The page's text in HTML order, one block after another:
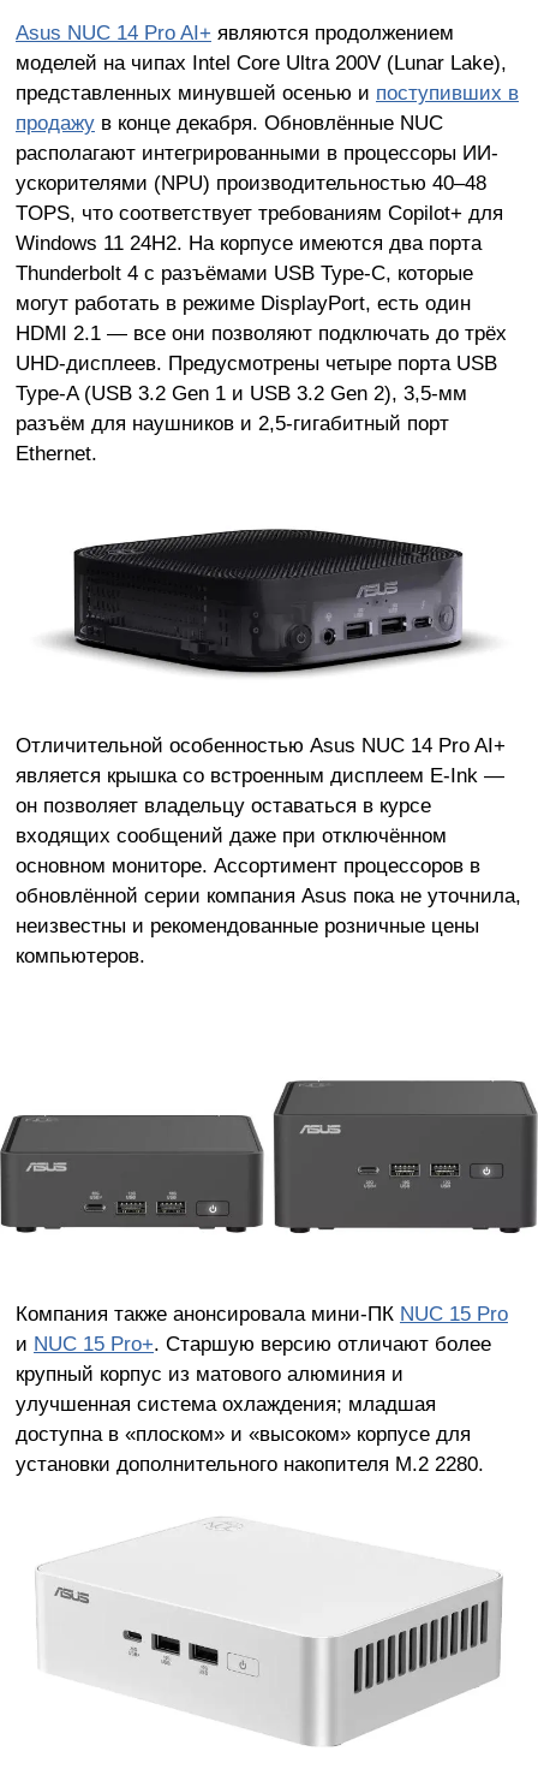
Asus NUC 14 Pro AI+ являются продолжением
моделей на чипах Intel Core Ultra 200V (Lunar Lake),
представленных минувшей осенью и поступивших в
продажув конце декабря. Обновлённые NUC
располагают интегрированными в процессоры ИИ-
ускорителями (NPU) производительностью 40–48
TOPS, что соответствует требованиям Copilot+ для
Windows 11 24H2. На корпусе имеются два порта
Thunderbolt 4 с разъёмами USB Type-C, которые
могут работать в режиме DisplayPort, есть один
HDMI 2.1 — все они позволяют подключать до трёх
UHD-дисплеев. Предусмотрены четыре порта USB
Type-A (USB 3.2 Gen 1 и USB 3.2 Gen 2), 3,5-мм
разъём для наушников и 2,5-гигабитный порт
Ethernet.
Отличительной особенностью Asus NUC 14 Pro AI+
является крышка со встроенным дисплеем E-Ink —
он позволяет владельцу оставаться в курсе
входящих сообщений даже при отключённом
основном мониторе. Ассортимент процессоров в
обновлённой серии компания Asus пока не уточнила,
неизвестны и рекомендованные розничные цены
компьютеров.
Компания также анонсировала мини-ПК NUC 15 Pro
и NUC 15 Pro+. Старшую версию отличают более
крупный корпус из матового алюминия и
улучшенная система охлаждения; младшая
доступна в «плоском» и «высоком» корпусе для
установки дополнительного накопителя M.2 2280.